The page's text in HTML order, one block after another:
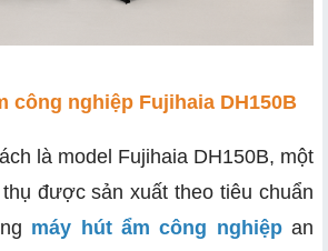
công nghiệp Fujihaia DH150B
là model Fujihaia DH150B, một
được sản xuất theo tiêu chuẩn
máy hút ẩm công nghiệpan